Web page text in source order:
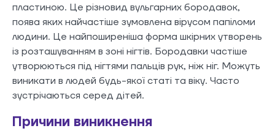
пластиною. Це різновид вульгарних бородавок,
поява яких найчастіше зумовлена вірусом папіломи
людини. Це найпоширеніша форма шкірних утворень
із розташуванням в зоні нігтів. Бородавки частіше
утворюються під нігтями пальців рук, ніж ніг. Можуть
виникати в людей будь-якої статі та віку. Часто
зустрічаються серед дітей.
Причини виникнення